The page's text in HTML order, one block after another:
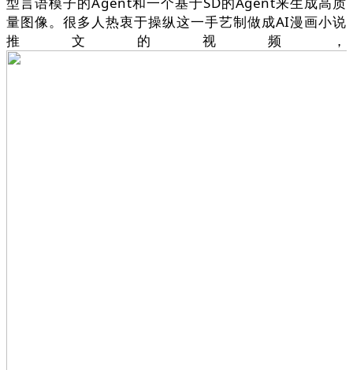
量图像。很多人热衷于操纵这一手艺制做成AI漫画小说
推文的视频，